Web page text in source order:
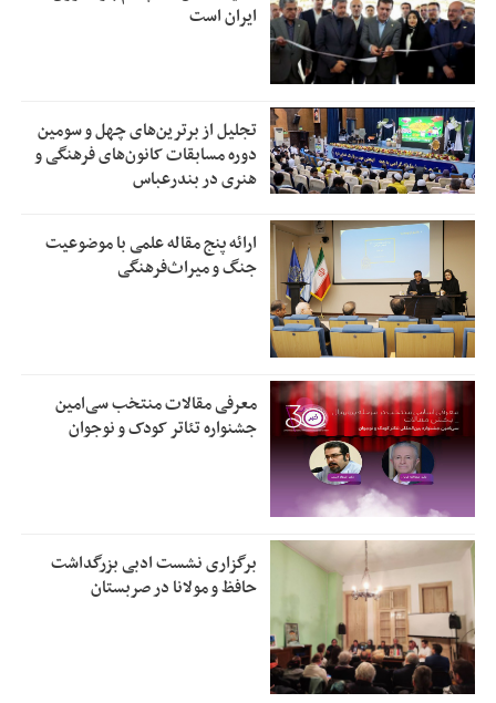
ایران است
تجلیل از بر‌ترین‌های چهل و سومین
دوره مسابقات کانون‌های فرهنگی و
هنری در بندرعباس
ارائه پنج مقاله علمی با موضوعیت
جنگ و میراث‌فرهنگی
معرفی مقالات منتخب سی‌امین
جشنواره تئاتر کودک و نوجوان
برگزاری نشست ادبی بزرگداشت
حافظ و مولانا در صربستان